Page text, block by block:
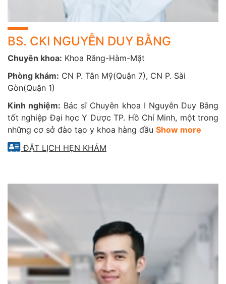
BS. CKI NGUYỄN DUY BẰNG
Chuyên khoa: Khoa Răng-Hàm-Mặt
Phòng khám: CN P. Tân Mỹ(Quận 7), CN P. Sài
Gòn(Quận 1)
Kinh nghiệm: Bác sĩ Chuyên khoa I Nguyễn Duy Bằng
tốt nghiệp Đại học Y Dược TP. Hồ Chí Minh, một trong
những cơ sở đào tạo y khoa hàng đầu Show more
ĐẶT LỊCH HẸN KHÁM